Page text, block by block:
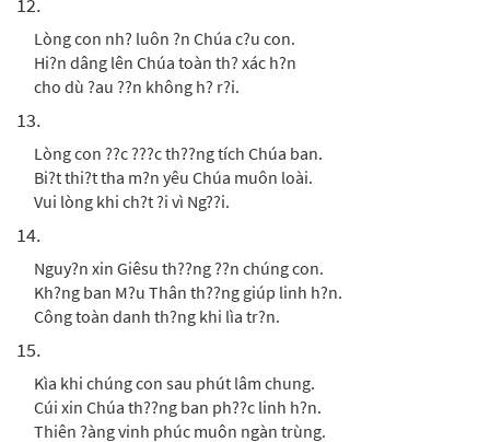
12.
Lòng con nh? luôn ?n Chúa c?u con.
Hi?n dâng lên Chúa toàn th? xác h?n
cho dù ?au ??n không h? r?i.
13.
Lòng con ??c ???c th??ng tích Chúa ban.
Bi?t thi?t tha m?n yêu Chúa muôn loài.
Vui lòng khi ch?t ?i vì Ng??i.
14.
Nguy?n xin Giêsu th??ng ??n chúng con.
Kh?ng ban M?u Thân th??ng giúp linh h?n.
Công toàn danh th?ng khi lìa tr?n.
15.
Kìa khi chúng con sau phút lâm chung.
Cúi xin Chúa th??ng ban ph??c linh h?n.
Thiên ?àng vinh phúc muôn ngàn trùng.